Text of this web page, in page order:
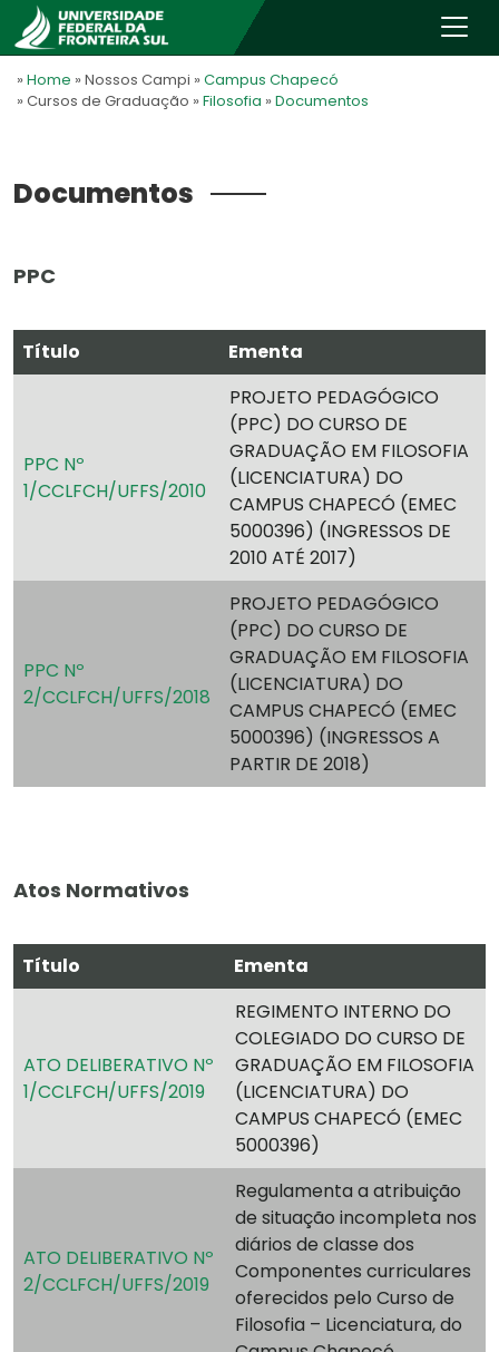
» Home » Nossos Campi » Campus Chapecó
» Cursos de Graduação » Filosofia » Documentos
Documentos
PPC
Título Ementa
PPC Nº
1/CCLFCH/UFFS/2010
PROJETO PEDAGÓGICO
(PPC) DO CURSO DE
GRADUAÇÃO EM FILOSOFIA
(LICENCIATURA) DO
CAMPUS CHAPECÓ (EMEC
5000396) (INGRESSOS DE
2010 ATÉ 2017)
PPC Nº
2/CCLFCH/UFFS/2018
PROJETO PEDAGÓGICO
(PPC) DO CURSO DE
GRADUAÇÃO EM FILOSOFIA
(LICENCIATURA) DO
CAMPUS CHAPECÓ (EMEC
5000396) (INGRESSOS A
PARTIR DE 2018)
Atos Normativos
Título Ementa
ATO DELIBERATIVO Nº
1/CCLFCH/UFFS/2019
REGIMENTO INTERNO DO
COLEGIADO DO CURSO DE
GRADUAÇÃO EM FILOSOFIA
(LICENCIATURA) DO
CAMPUS CHAPECÓ (EMEC
5000396)
ATO DELIBERATIVO Nº
2/CCLFCH/UFFS/2019
Regulamenta a atribuição
de situação incompleta nos
diários de classe dos
Componentes curriculares
oferecidos pelo Curso de
Filosofia – Licenciatura, do